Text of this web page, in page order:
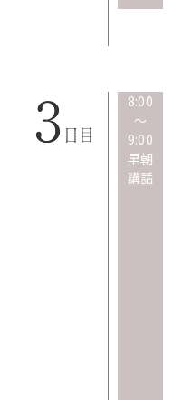
8:00
～
9:00
早朝
講話